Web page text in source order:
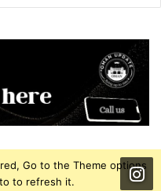
Go to the Theme options
to refresh it.